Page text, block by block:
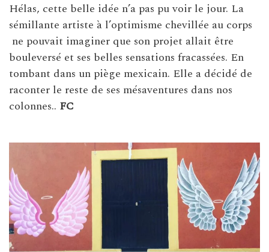
Hélas, cette belle idée n’a pas pu voir le jour. La
sémillante artiste à l’optimisme chevillée au corps
ne pouvait imaginer que son projet allait être
bouleversé et ses belles sensations fracassées. En
tombant dans un piège mexicain. Elle a décidé de
raconter le reste de ses mésaventures dans nos
colonnes.. FC